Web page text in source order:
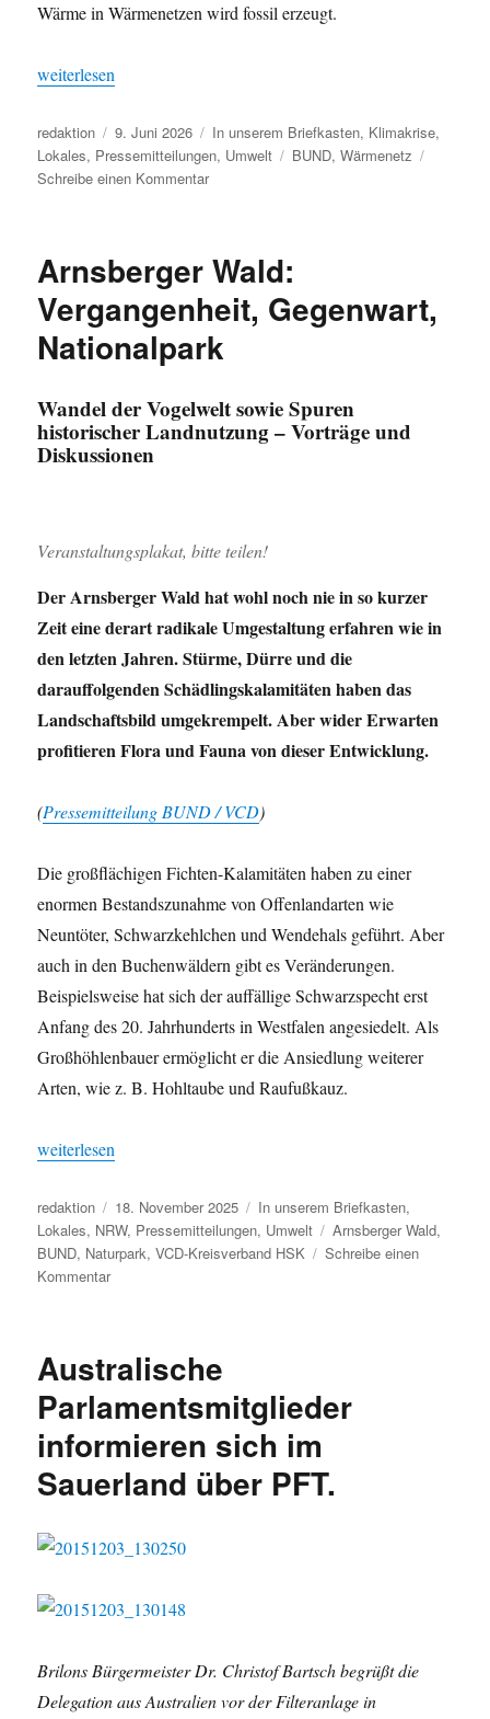
Wärme in Wärmenetzen wird fossil erzeugt.
„Fossile Baustelle Wärmenetze: Klimaschutz sichern,
weiterlesen
Autor
redaktion
Veröffentlicht
am
9. Juni 2026 Kategorien
In unserem Briefkasten, Klimakrise,
Lokales, Pressemitteilungen, Umwelt Schlagwörter
BUND,Wärmenetz
Schreibe einen Kommentarzu
Klimaschutz
Ressourcen
schützen
Arnsberger Wald:
Vergangenheit, Gegenwart,
Nationalpark
Wandel der Vogelwelt sowie Spuren
historischer Landnutzung – Vorträge und
Diskussionen
Veranstaltungsplakat, bitte teilen!
Der Arnsberger Wald hat wohl noch nie in so kurzer
Zeit eine derart radikale Umgestaltung erfahren wie in
den letzten Jahren. Stürme, Dürre und die
darauffolgenden Schädlingskalamitäten haben das
Landschaftsbild umgekrempelt. Aber wider Erwarten
profitieren Flora und Fauna von dieser Entwicklung.
(Pressemitteilung BUND / VCD)
Die großflächigen Fichten-Kalamitäten haben zu einer
enormen Bestandszunahme von Offenlandarten wie
Neuntöter, Schwarzkehlchen und Wendehals geführt. Aber
auch in den Buchenwäldern gibt es Veränderungen.
Beispielsweise hat sich der auffällige Schwarzspecht erst
Anfang des 20. Jahrhunderts in Westfalen angesiedelt. Als
Großhöhlenbauer ermöglicht er die Ansiedlung weiterer
Arten, wie z. B. Hohltaube und Raufußkauz.
„Arnsberger Wald: Vergangenheit, Gegenwart, Nationalpark“
weiterlesen
Autor
redaktion
Veröffentlicht
am
18. November 2025 Kategorien
In unserem Briefkasten,
Lokales, NRW, Pressemitteilungen, Umwelt Schlagwörter
Arnsberger Wald,
BUND, Naturpark,VCD-Kreisverband HSK
Schreibe einen
Kommentarzu
Gegenwart,
Australische
Parlamentsmitglieder
informieren sich im
Sauerland über PFT.
Brilons Bürgermeister Dr. Christof Bartsch begrüßt die
Delegation aus Australien vor der Filteranlage in